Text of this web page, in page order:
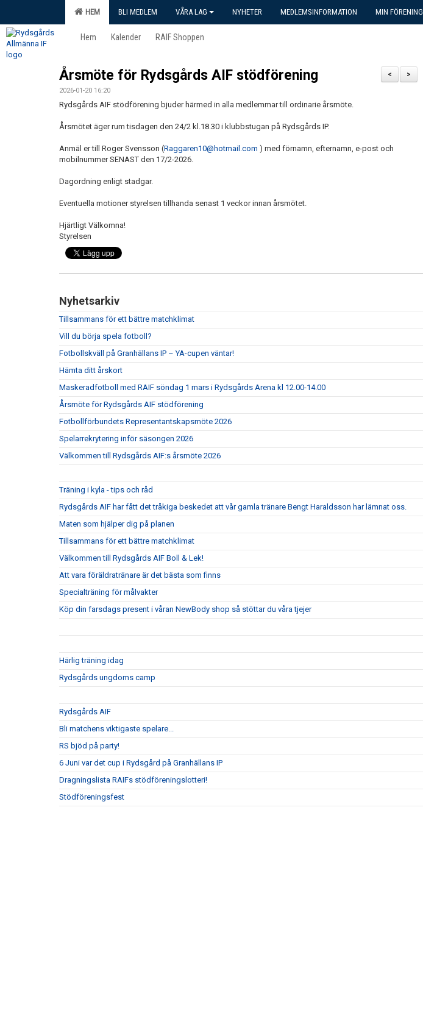
HEM BLI MEDLEM VÅRA LAG NYHETER MEDLEMSINFORMATION MIN FÖRENING
Hem Kalender RAIF Shoppen
>
<
Årsmöte för Rydsgårds AIF stödförening
2026-01-20 16:20
Rydsgårds AIF stödförening bjuder härmed in alla medlemmar till ordinarie årsmöte.
Årsmötet äger rum tisdagen den 24/2 kl.18.30 i klubbstugan på Rydsgårds IP.
Anmäl er till Roger Svensson (Raggaren10@hotmail.com ) med förnamn, efternamn, e-post och
mobilnummer SENAST den 17/2-2026.
Dagordning enligt stadgar.
Eventuella motioner styrelsen tillhanda senast 1 veckor innan årsmötet.
Hjärtligt Välkomna!
Styrelsen
Nyhetsarkiv
Tillsammans för ett bättre matchklimat
Vill du börja spela fotboll?
Fotbollskväll på Granhällans IP – YA-cupen väntar!
Hämta ditt årskort
Maskeradfotboll med RAIF söndag 1 mars i Rydsgårds Arena kl 12.00-14.00
Årsmöte för Rydsgårds AIF stödförening
Fotbollförbundets Representantskapsmöte 2026
Spelarrekrytering inför säsongen 2026
Välkommen till Rydsgårds AIF:s årsmöte 2026
Träning i kyla - tips och råd
Rydsgårds AIF har fått det tråkiga beskedet att vår gamla tränare Bengt Haraldsson har lämnat oss.
Maten som hjälper dig på planen
Tillsammans för ett bättre matchklimat
Välkommen till Rydsgårds AIF Boll & Lek!
Att vara föräldratränare är det bästa som finns
Specialträning för målvakter
Köp din farsdags present i våran NewBody shop så stöttar du våra tjejer
Härlig träning idag
Rydsgårds ungdoms camp
Rydsgårds AIF
Bli matchens viktigaste spelare...
RS bjöd på party!
6 Juni var det cup i Rydsgård på Granhällans IP
Dragningslista RAIFs stödföreningslotteri!
Stödföreningsfest